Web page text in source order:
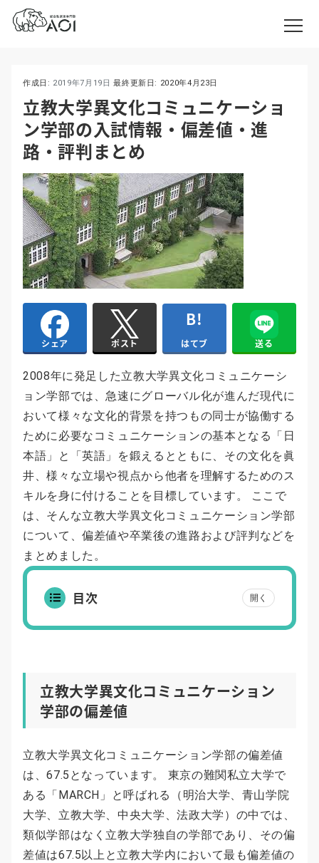
作成日: 2019年7月19日最終更新日: 2020年4月23日
立教大学異文化コミュニケーショ
ン学部の入試情報・偏差値・進
路・評判まとめ
シェア ポスト はてブ 送る
2008年に発足した立教大学異文化コミュニケーシ
ョン学部では、急速にグローバル化が進んだ現代に
おいて様々な文化的背景を持つもの同士が協働する
ために必要なコミュニケーションの基本となる「日
本語」と「英語」を鍛えるとともに、その文化を眞
井、様々な立場や視点から他者を理解するためのス
キルを身に付けることを目標しています。 ここで
は、そんな立教大学異文化コミュニケーション学部
について、偏差値や卒業後の進路および評判などを
まとめました。
目次 開く
立教大学異文化コミュニケーション
学部の偏差値
立教大学異文化コミュニケーション学部の偏差値
は、67.5となっています。 東京の難関私立大学で
ある「MARCH」と呼ばれる（明治大学、青山学院
大学、立教大学、中央大学、法政大学）の中では、
類似学部はなく立教大学独自の学部であり、その偏
差値は67.5以上と立教大学内において最も偏差値の